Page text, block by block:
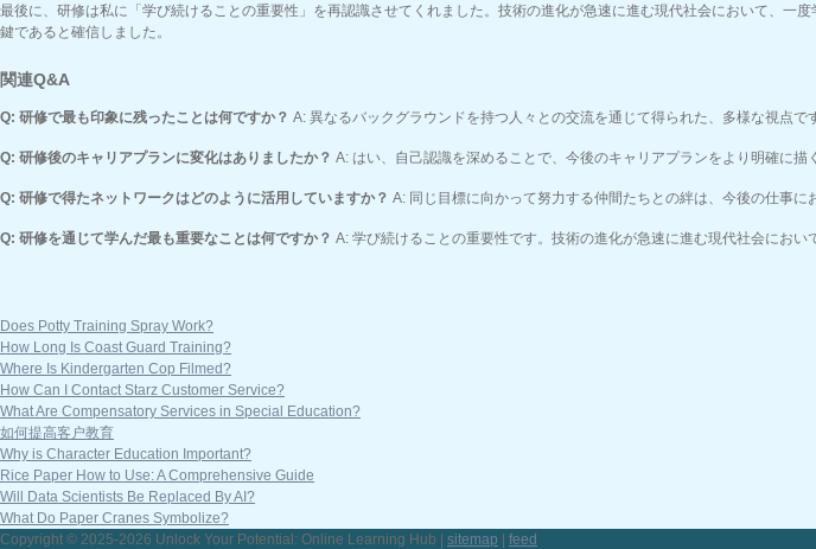
最後に、研修は私に「学び続けることの重要性」を再認識させてくれました。技術の進化が急速に進む現代社会において、
鍵であると確信しました。
関連Q&A
Q: 研修で最も印象に残ったことは何ですか？ A: 異なるバックグラウンドを持つ人々との交流を通じて得られた、多様な視点で
Q: 研修後のキャリアプランに変化はありましたか？ A: はい、自己認識を深めることで、今後のキャリアプランをより明確に描
Q: 研修で得たネットワークはどのように活用していますか？ A: 同じ目標に向かって努力する仲間たちとの絆は、今後の仕事
Q: 研修を通じて学んだ最も重要なことは何ですか？ A: 学び続けることの重要性です。技術の進化が急速に進む現代社会にお
Does Potty Training Spray Work?
How Long Is Coast Guard Training?
Where Is Kindergarten Cop Filmed?
How Can I Contact Starz Customer Service?
What Are Compensatory Services in Special Education?
如何提高客户教育
Why is Character Education Important?
Rice Paper How to Use: A Comprehensive Guide
Will Data Scientists Be Replaced By AI?
What Do Paper Cranes Symbolize?
Copyright © 2025-2026 Unlock Your Potential: Online Learning Hub | sitemap feed